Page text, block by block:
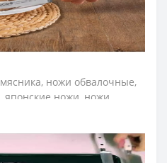
серию
ножи обвалочные,
ножи, ножи